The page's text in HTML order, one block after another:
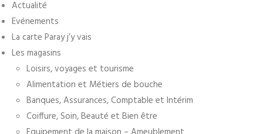
Actualité
Evénements
La carte Paray j’y vais
Les magasins
Loisirs, voyages et tourisme
Alimentation et Métiers de bouche
Banques, Assurances, Comptable et Intérim
Coiffure, Soin, Beauté et Bien être